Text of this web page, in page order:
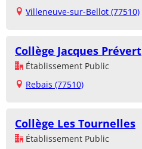
Villeneuve-sur-Bellot (77510)
Collège Jacques Prévert
Établissement Public
Rebais (77510)
Collège Les Tournelles
Établissement Public